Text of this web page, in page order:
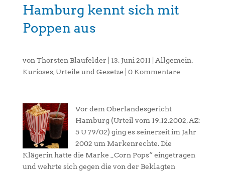
Hamburg kennt sich mit
Poppen aus
von Thorsten Blaufelder 13. Juni 2011 Allgemein
Kurioses, Urteile und Gesetze 0 Kommentare
Vor dem Oberlandesgericht
Hamburg (Urteil vom 19.12.2002, AZ:
5 U 79/02) ging es seinerzeit im Jahr
2002 um Markenrechte. Die
Klägerin hatte die Marke „Corn Pops“ eingetragen
und wehrte sich gegen die von der Beklagten